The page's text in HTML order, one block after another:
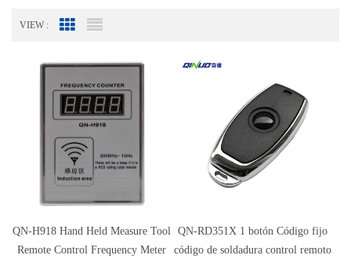
VIEW : Grid View
QN-H918 Hand Held Measure Tool
Remote Control Frequency Meter
QN-RD351X 1 botón Código fijo
código de soldadura control remoto